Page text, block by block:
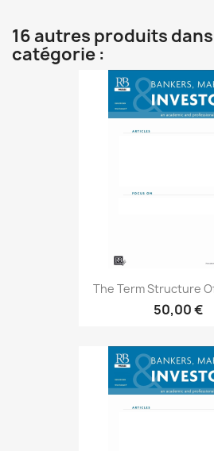
16 autres produits
catégorie :
The Term Structure
50,00 €